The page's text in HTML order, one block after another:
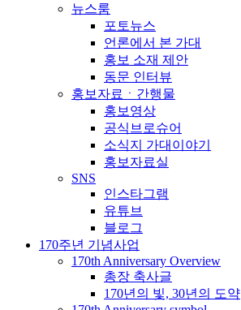
뉴스룸
포토뉴스
언론에서 본 가대
홍보 소재 제안
동문 인터뷰
홍보자료ㆍ간행물
홍보영상
공식브로슈어
소식지 가대이야기
홍보자료실
SNS
인스타그램
유튜브
블로그
170주년 기념사업
170th Anniversary Overview
총장 축사글
170년의 빛, 30년의 도약